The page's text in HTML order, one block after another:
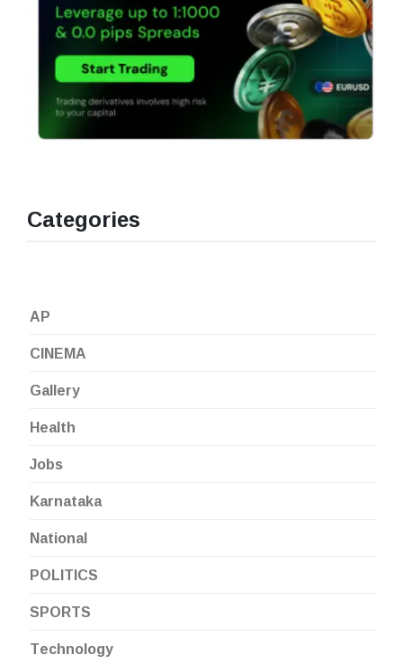
Categories
AP
CINEMA
Gallery
Health
Jobs
Karnataka
National
POLITICS
SPORTS
Technology